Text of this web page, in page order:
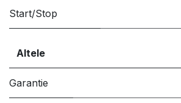
Start/Stop
Altele
Garantie